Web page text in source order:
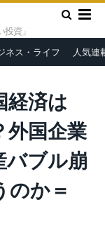
資」
ネス・ライフ 人気連
済はあと何年で崩
を経てどこへ向か
済は
外国企業
バブル崩
のか＝